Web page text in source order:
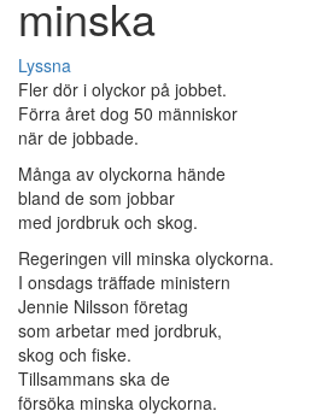
minska
Lyssna
Fler dör i olyckor på jobbet.
Förra året dog 50 människor
när de jobbade.
Många av olyckorna hände
bland de som jobbar
med jordbruk och skog.
Regeringen vill minska olyckorna.
I onsdags träffade ministern
Jennie Nilsson företag
som arbetar med jordbruk,
skog och fiske.
Tillsammans ska de
försöka minska olyckorna.